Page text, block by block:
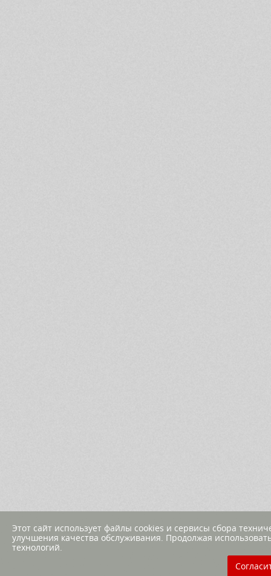
Этот сайт использует файлы cookies и сервисы сбора
улучшения качества обслуживания. Продолжая
технологий.